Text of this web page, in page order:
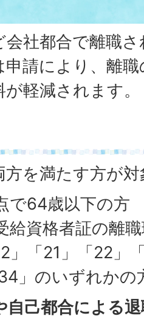
会社都合で離職
申請により、離
軽減されます。
方を満たす方が
で64歳以下の方
給資格者証の離
」「21」「22」
」のいずれかの
自己都合による